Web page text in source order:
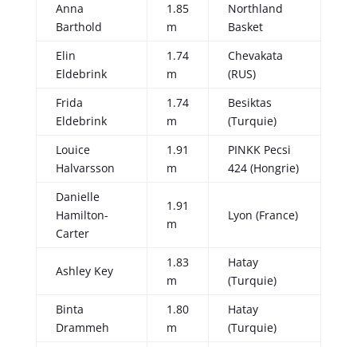
Anna
Barthold
1.85
m
Northland
Basket
Elin
Eldebrink
1.74
m
Chevakata
(RUS)
Frida
Eldebrink
1.74
m
Besiktas
(Turquie)
Louice
Halvarsson
1.91
m
PINKK Pecsi
424 (Hongrie)
Danielle
Hamilton-
Carter
1.91
m
Lyon (France)
Ashley Key
1.83
m
Hatay
(Turquie)
Binta
Drammeh
1.80
m
Hatay
(Turquie)